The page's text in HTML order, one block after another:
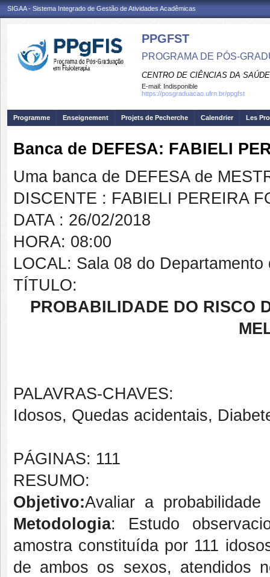
SIGAA - Sistema Integrado de Gestão de Atividades Acadêmicas
PPGFST
PROGRAMA DE PÓS-
CENTRO DE CIÊNCIAS DA SAÚDE
E-mail: Indisponible
https://posgraduacao.ufrn.br/ppgfst
Programme Enseignement Projets de Pecherche Calendrier Les
Banca de DEFESA: FABIELI
Uma banca de DEFESA de
DISCENTE : FABIELI PEREIRA
DATA : 26/02/2018
HORA: 08:00
LOCAL: Sala 08 do Departamento
TÍTULO:
PROBABILIDADE DO RISCO
PALAVRAS-CHAVES:
Idosos, Quedas acidentais,
PÁGINAS: 111
RESUMO:
Objetivo:Avaliar a
Metodologia: Estudo
amostra constituída por 111
de ambos os sexos, atendidos